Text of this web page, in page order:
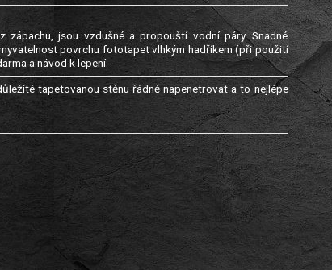
jsou vzdušné a propouští vodní páry. Snadné
povrchu fototapet vlhkým hadříkem (při použití
a návod k lepení.
tapetovanou stěnu řádně napenetrovat a to nejlépe